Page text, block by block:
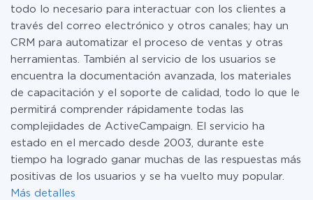
todo lo necesario para interactuar con los clientes a
través del correo electrónico y otros canales; hay un
CRM para automatizar el proceso de ventas y otras
herramientas. También al servicio de los usuarios se
encuentra la documentación avanzada, los materiales
de capacitación y el soporte de calidad, todo lo que le
permitirá comprender rápidamente todas las
complejidades de ActiveCampaign. El servicio ha
estado en el mercado desde 2003, durante este
tiempo ha logrado ganar muchas de las respuestas más
positivas de los usuarios y se ha vuelto muy popular.
Más detalles